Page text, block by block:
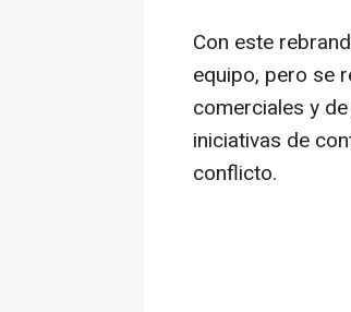
Con este
equipo, pero se
comerciales y
iniciativas de
conflicto.